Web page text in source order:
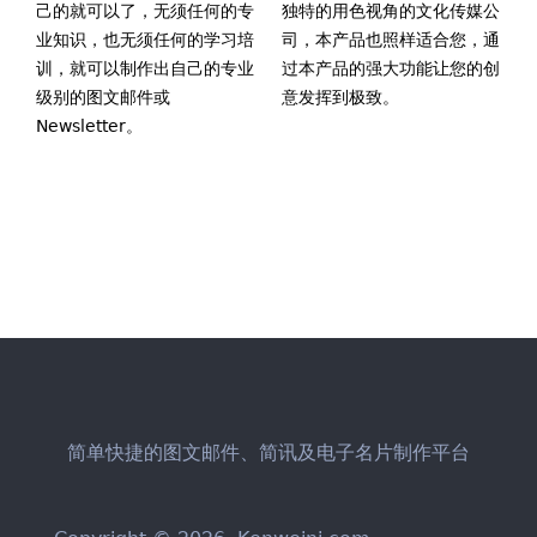
己的就可以了，无须任何的专
业知识，也无须任何的学习培
训，就可以制作出自己的专业
级别的图文邮件或
Newsletter。
独特的用色视角的文化传媒公
司，本产品也照样适合您，通
过本产品的强大功能让您的创
意发挥到极致。
简单快捷的图文邮件、简讯及电子名片制作平台